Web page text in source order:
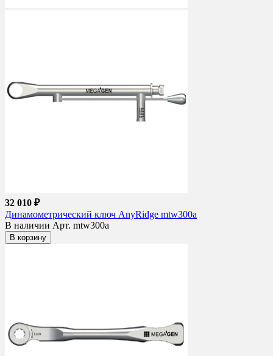
32 010 ₽
Динамометрический ключ AnyRidge mtw300a
В наличии Арт. mtw300a
В корзину